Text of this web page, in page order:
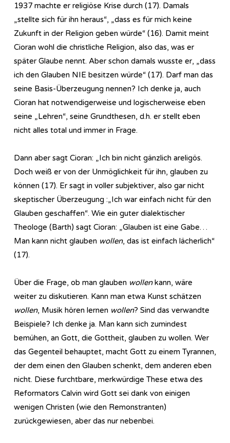
1937 machte er religiöse Krise durch (17). Damals
„stellte sich für ihn heraus“, „dass es für mich keine
Zukunft in der Religion geben würde“ (16). Damit meint
Cioran wohl die christliche Religion, also das, was er
später Glaube nennt. Aber schon damals wusste er, „dass
ich den Glauben NIE besitzen würde“ (17). Darf man das
seine Basis-Überzeugung nennen? Ich denke ja, auch
Cioran hat notwendigerweise und logischerweise eben
seine „Lehren“, seine Grundthesen, d.h. er stellt eben
nicht alles total und immer in Frage.
Dann aber sagt Cioran: „Ich bin nicht gänzlich areligös.
Doch weiß er von der Unmöglichkeit für ihn, glauben zu
können (17). Er sagt in voller subjektiver, also gar nicht
skeptischer Überzeugung :„Ich war einfach nicht für den
Glauben geschaffen“. Wie ein guter dialektischer
Theologe (Barth) sagt Cioran: „Glauben ist eine Gabe…
Man kann nicht glauben wollen, das ist einfach lächerlich“
(17).
Über die Frage, ob man glauben wollenkann, wäre
weiter zu diskutieren. Kann man etwa Kunst schätzen
wollen, Musik hören lernen wollen? Sind das verwandte
Beispiele? Ich denke ja. Man kann sich zumindest
bemühen, an Gott, die Gottheit, glauben zu wollen. Wer
das Gegenteil behauptet, macht Gott zu einem Tyrannen,
der dem einen den Glauben schenkt, dem anderen eben
nicht. Diese furchtbare, merkwürdige These etwa des
Reformators Calvin wird Gott sei dank von einigen
wenigen Christen (wie den Remonstranten)
zurückgewiesen, aber das nur nebenbei.